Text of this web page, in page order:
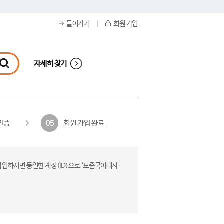
들어가기 회원 가입
자세히 찾기
증 05 회원 가입 완료
하시면 동일한 계정(ID)으로 ‘표준국어대사